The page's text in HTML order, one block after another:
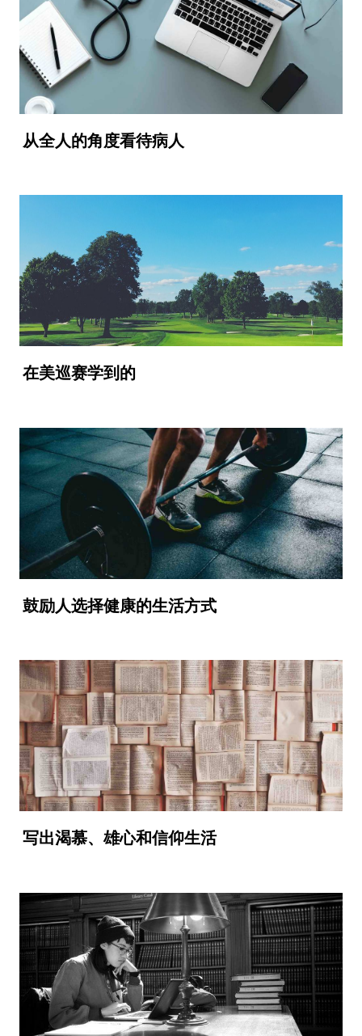
从全人的角度看待病人
在美巡赛学到的
鼓励人选择健康的生活方式
写出渴慕、雄心和信仰生活